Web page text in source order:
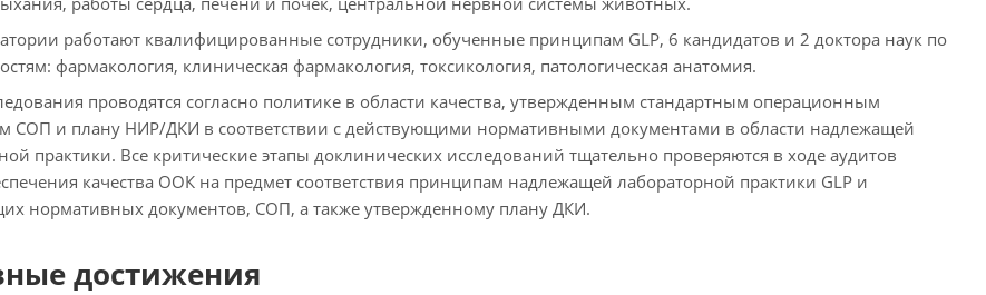
работают квалифицированные сотрудники, обученные принципам GLP, 6 кандидатов и 2 доктора наук по
фармакология, клиническая фармакология, токсикология, патологическая анатомия.
проводятся согласно политике в области качества, утвержденным стандартным операционным
СОП и плану НИР/ДКИ в соответствии с действующими нормативными документами в области надлежащей
практики. Все критические этапы доклинических исследований тщательно проверяются в ходе аудитов
качества ООК на предмет соответствия принципам надлежащей лабораторной практики GLP и
нормативных документов, СОП, а также утвержденному плану ДКИ.
достижения